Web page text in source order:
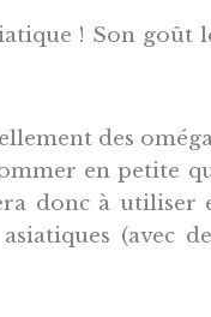
! Son goût
des
en petite
donc à utiliser
(avec